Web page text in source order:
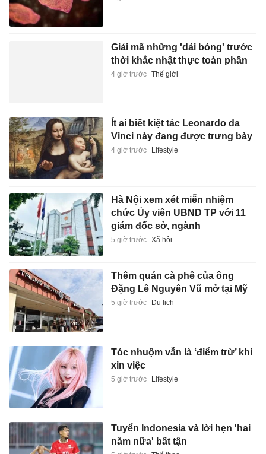
Giải mã những 'dải bóng' trước
thời khắc nhật thực toàn phần
4 giờ trước Thế giới
Ít ai biết kiệt tác Leonardo da
Vinci này đang được trưng bày
4 giờ trước Lifestyle
Hà Nội xem xét miễn nhiệm
chức Ủy viên UBND TP với 11
giám đốc sở, ngành
5 giờ trước Xã hội
Thêm quán cà phê của ông
Đặng Lê Nguyên Vũ mở tại Mỹ
5 giờ trước Du lịch
Tóc nhuộm vẫn là ‘điểm trừ’ khi
xin việc
5 giờ trước Lifestyle
Tuyển Indonesia và lời hẹn 'hai
năm nữa' bất tận